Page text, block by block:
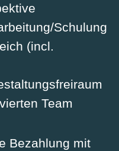
Schulung
(incl.
Team
Bezahlung mit